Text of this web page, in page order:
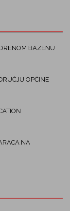
BAZENU
OPĆINE
NA